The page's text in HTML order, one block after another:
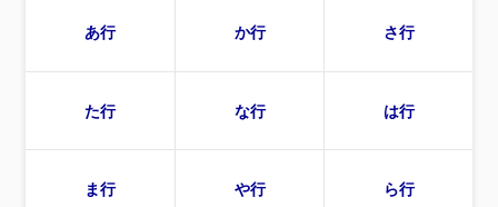
あ行 か行 さ行
た行 な行 は行
ま行 や行 ら行